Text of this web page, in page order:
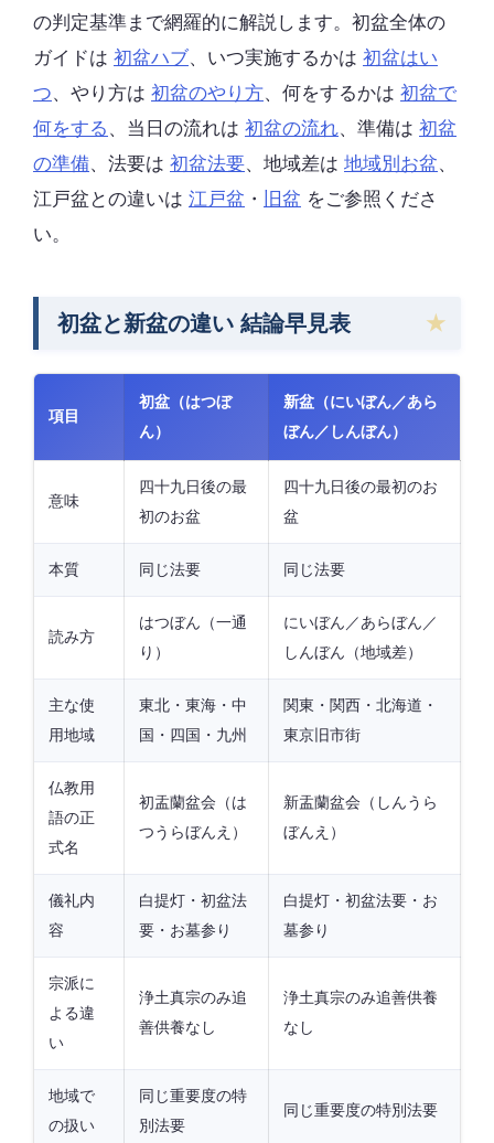
の判定基準まで網羅的に解説します。初盆全体の
ガイドは 初盆ハブ、いつ実施するかは 初盆はい
つ、やり方は 初盆のやり方、何をするかは 初盆で
何をする 、当日の流れは 初盆の流れ、準備は 初盆
の準備、法要は 初盆法要、地域差は 地域別お盆、
江戸盆との違いは 江戸盆 ・ 旧盆 をご参照くださ
い。
初盆と新盆の違い 結論早見表
項目
初盆（はつぼ
ん）
新盆（にいぼん／あら
ぼん／しんぼん）
意味
四十九日後の最
初のお盆
四十九日後の最初のお
盆
本質 同じ法要 同じ法要
読み方
はつぼん（一通
り）
にいぼん／あらぼん／
しんぼん（地域差）
主な使
用地域
東北・東海・中
国・四国・九州
関東・関西・北海道・
東京旧市街
仏教用
語の正
式名
初盂蘭盆会（は
つうらぼんえ）
新盂蘭盆会（しんうら
ぼんえ）
儀礼内
容
白提灯・初盆法
要・お墓参り
白提灯・初盆法要・お
墓参り
宗派に
よる違
い
浄土真宗のみ追
善供養なし
浄土真宗のみ追善供養
なし
地域で
の扱い
同じ重要度の特
別法要
同じ重要度の特別法要